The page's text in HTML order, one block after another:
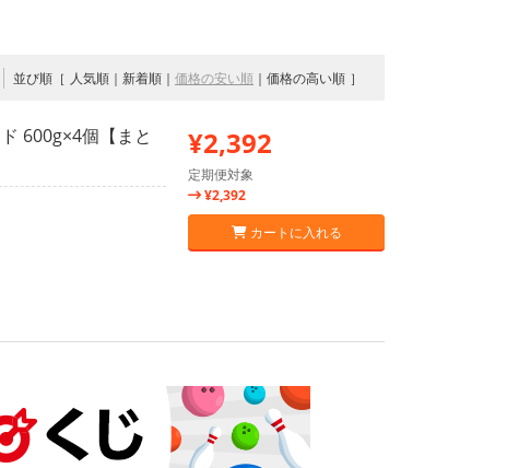
並び順 人気順 新着順 価格の安い順 価格の高い順
600g×4個【まと
¥2,392
定期便対象
¥2,392
カートに入れる